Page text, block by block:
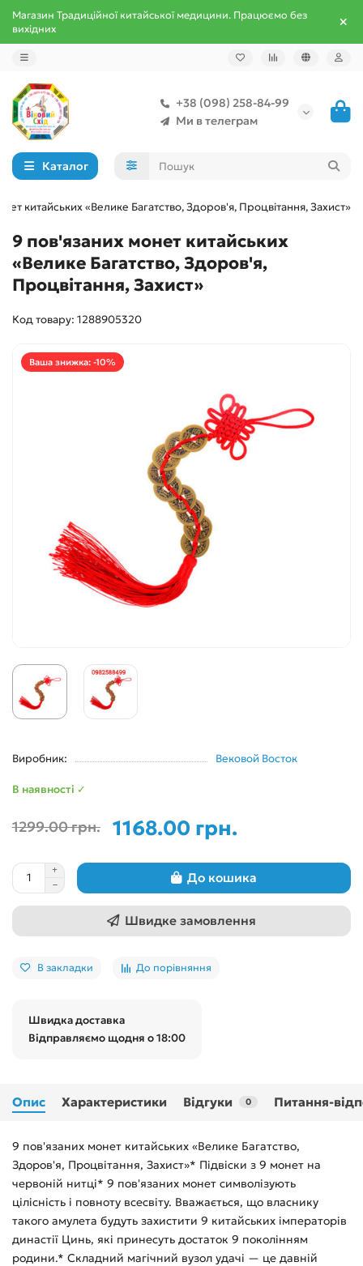
Магазин Традиційної китайської медицини. Працюємо без
вихідних
+38 (098) 258-84-99
Ми в телеграм
Каталог
китайських «Велике Багатство, Здоров'я, Процвітання, Захист»
9 пов'язаних монет китайських
«Велике Багатство, Здоров'я,
Процвітання, Захист»
Код товару: 1288905320
Ваша знижка: -10%
Виробник: Вековой Восток
В наявності ✓
1299.00 грн. 1168.00 грн.
До кошика
Швидке замовлення
В закладки До порівняння
Швидка доставка
Відправляємо щодня о 18:00
Опис Характеристики Відгуки 0 Питання-
9 пов'язаних монет китайських «Велике Багатство,
Здоров'я, Процвітання, Захист»* Підвіски з 9 монет на
червоній нитці* 9 пов'язаних монет символізують
цілісність і повноту всесвіту. Вважається, що власнику
такого амулета будуть захистити 9 китайських імператорів
династії Цинь, які принесуть достаток 9 поколінням
родини.* Складний магічний вузол удачі — це давній